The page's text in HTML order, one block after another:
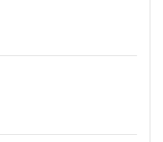
雄太郎 安倍吉郎・他）
括的治療のポイント
後
地尚久）